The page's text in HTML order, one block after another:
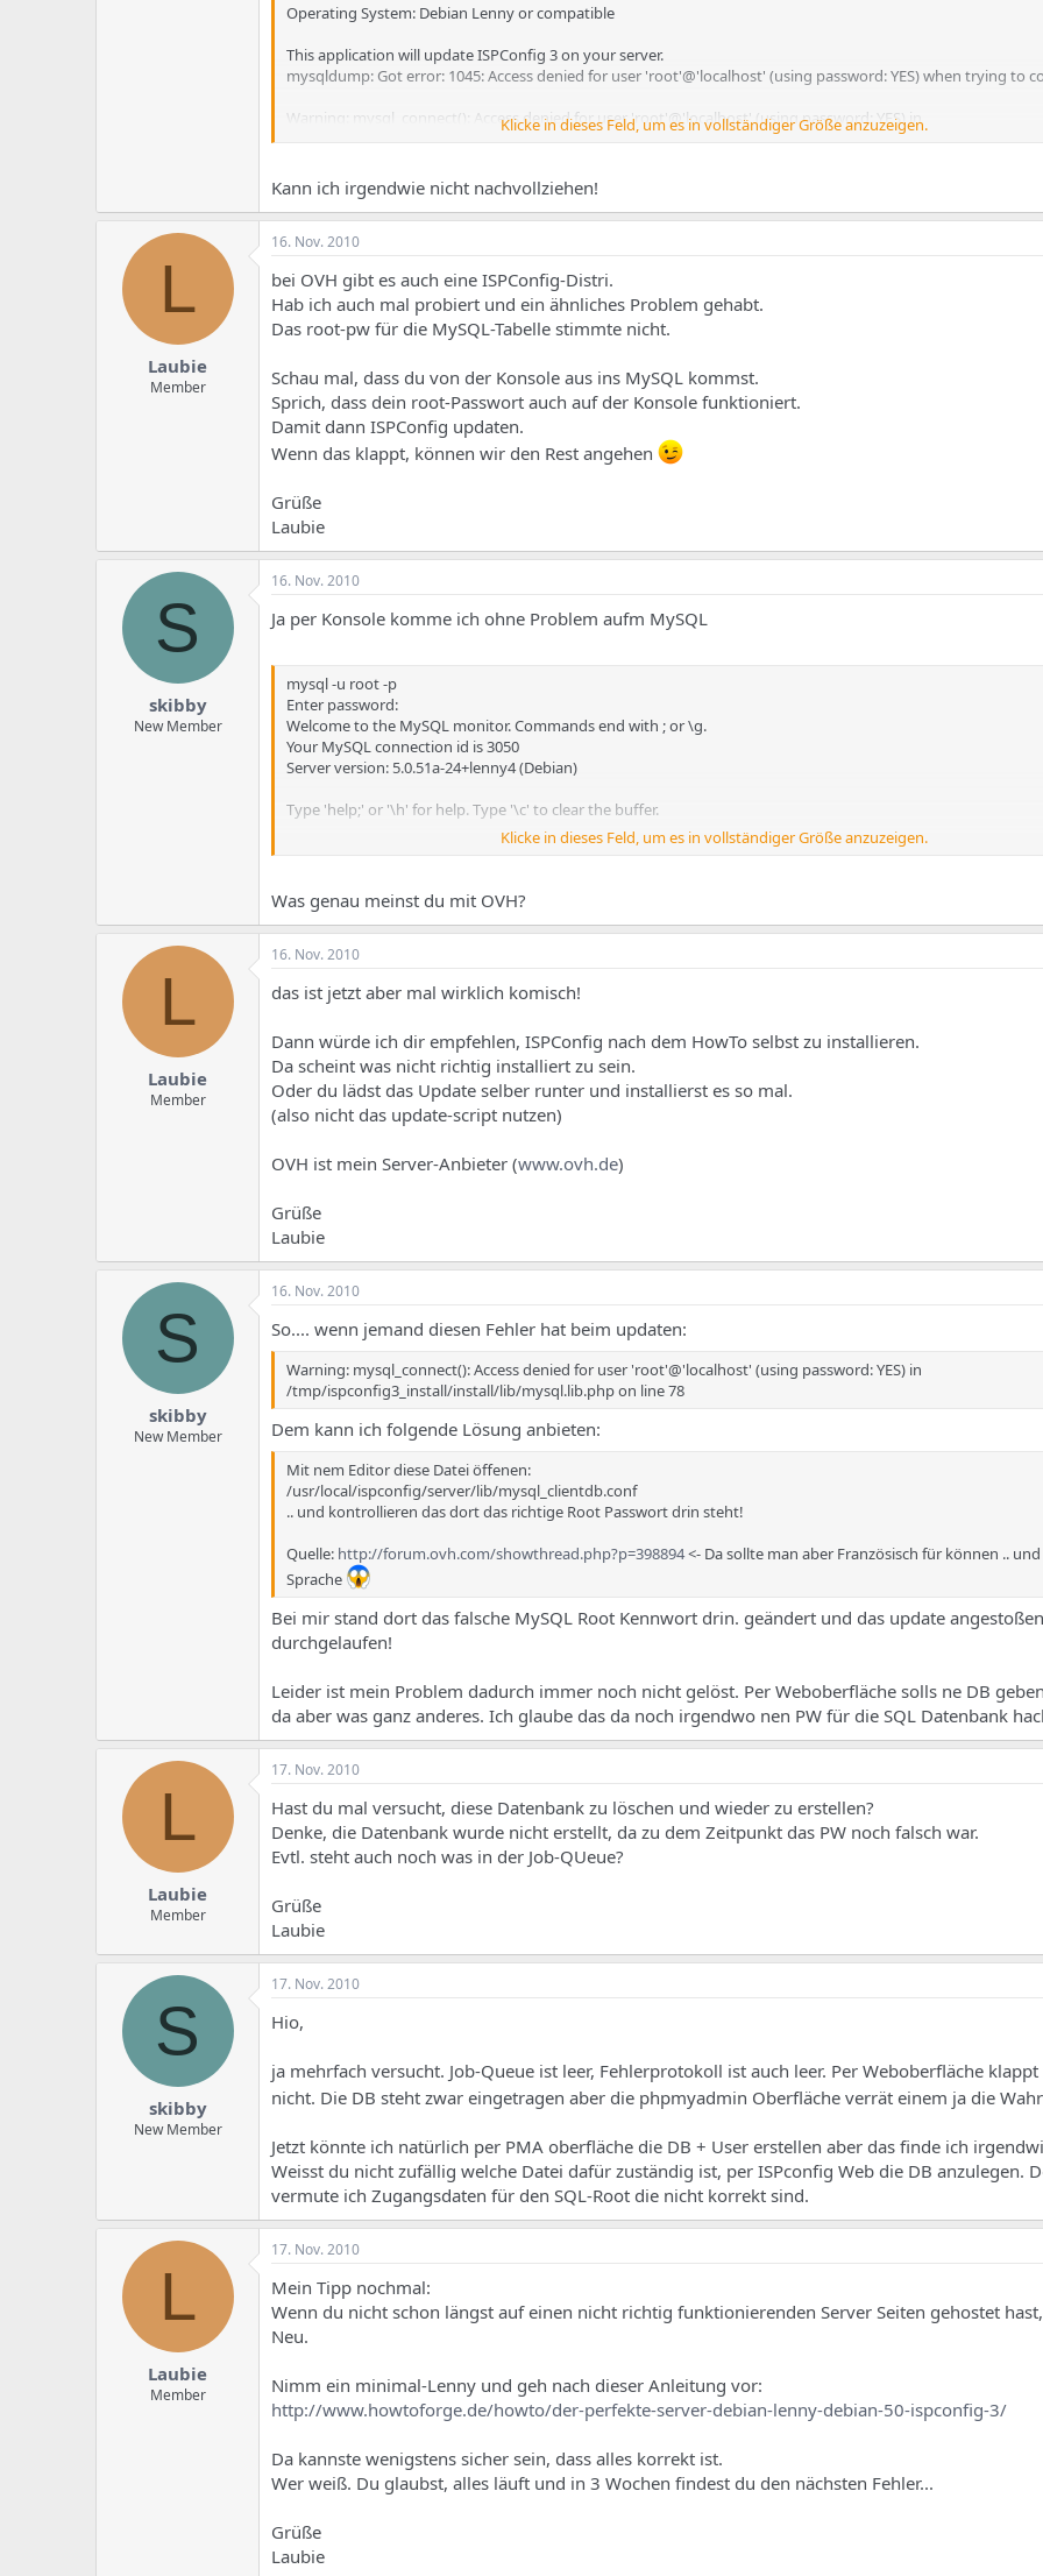
Operating System: Debian Lenny or compatible
This application will update ISPConfig 3 on your server.
mysqldump: Got error: 1045: Access denied for user 'root'@'localhost' (using password: YES) when trying to
Warning: mysql_connect(): Access denied for user 'root'@'localhost' (using password: YES) in
/tmp/ispconfig3_install/install/lib/mysql.lib.php on line 78
Fatal error: Cannot use string offset as an array in /tmp/ispconfig3_install/install/lib/update.lib.php on line 98
Klicke in dieses Feld, um es in vollständiger Größe anzuzeigen.
Kann ich irgendwie nicht nachvollziehen!
L
Laubie
Member
16. Nov. 2010
bei OVH gibt es auch eine ISPConfig-Distri.
Hab ich auch mal probiert und ein ähnliches Problem gehabt.
Das root-pw für die MySQL-Tabelle stimmte nicht.
Schau mal, dass du von der Konsole aus ins MySQL kommst.
Sprich, dass dein root-Passwort auch auf der Konsole funktioniert.
Damit dann ISPConfig updaten.
Wenn das klappt, können wir den Rest angehen
Grüße
Laubie
S
skibby
New Member
16. Nov. 2010
Ja per Konsole komme ich ohne Problem aufm MySQL
mysql -u root -p
Enter password:
Welcome to the MySQL monitor. Commands end with ; or \g.
Your MySQL connection id is 3050
Server version: 5.0.51a-24+lenny4 (Debian)
Type 'help;' or '\h' for help. Type '\c' to clear the buffer.
Klicke in dieses Feld, um es in vollständiger Größe anzuzeigen.
Was genau meinst du mit OVH?
L
Laubie
Member
16. Nov. 2010
das ist jetzt aber mal wirklich komisch!
Dann würde ich dir empfehlen, ISPConfig nach dem HowTo selbst zu installieren.
Da scheint was nicht richtig installiert zu sein.
Oder du lädst das Update selber runter und installierst es so mal.
(also nicht das update-script nutzen)
OVH ist mein Server-Anbieter (www.ovh.de)
Grüße
Laubie
S
skibby
New Member
16. Nov. 2010
So.... wenn jemand diesen Fehler hat beim updaten:
Warning: mysql_connect(): Access denied for user 'root'@'localhost' (using password: YES) in
/tmp/ispconfig3_install/install/lib/mysql.lib.php on line 78
Dem kann ich folgende Lösung anbieten:
Mit nem Editor diese Datei öffenen:
/usr/local/ispconfig/server/lib/mysql_clientdb.conf
.. und kontrollieren das dort das richtige Root Passwort drin steht!
Quelle: http://forum.ovh.com/showthread.php?p=398894<- Da sollte man aber Französisch für können ..
Sprache
Bei mir stand dort das falsche MySQL Root Kennwort drin. geändert und das update
durchgelaufen!
Leider ist mein Problem dadurch immer noch nicht gelöst. Per Weboberfläche solls ne DB
da aber was ganz anderes. Ich glaube das da noch irgendwo nen PW für die SQL Datenbank
L
Laubie
Member
17. Nov. 2010
Hast du mal versucht, diese Datenbank zu löschen und wieder zu erstellen?
Denke, die Datenbank wurde nicht erstellt, da zu dem Zeitpunkt das PW noch falsch war.
Evtl. steht auch noch was in der Job-QUeue?
Grüße
Laubie
S
skibby
New Member
17. Nov. 2010
Hio,
ja mehrfach versucht. Job-Queue ist leer, Fehlerprotokoll ist auch leer. Per Weboberfläche klappt
nicht. Die DB steht zwar eingetragen aber die phpmyadmin Oberfläche verrät einem ja die
Jetzt könnte ich natürlich per PMA oberfläche die DB + User erstellen aber das finde ich
Weisst du nicht zufällig welche Datei dafür zuständig ist, per ISPconfig Web die DB anzulegen.
vermute ich Zugangsdaten für den SQL-Root die nicht korrekt sind.
L
Laubie
Member
17. Nov. 2010
Mein Tipp nochmal:
Wenn du nicht schon längst auf einen nicht richtig funktionierenden Server Seiten gehostet
Neu.
Nimm ein minimal-Lenny und geh nach dieser Anleitung vor:
http://www.howtoforge.de/howto/der-perfekte-server-debian-lenny-debian-50-ispconfig-3/
Da kannste wenigstens sicher sein, dass alles korrekt ist.
Wer weiß. Du glaubst, alles läuft und in 3 Wochen findest du den nächsten Fehler...
Grüße
Laubie